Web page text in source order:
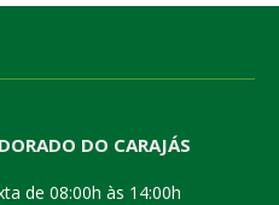
DO CARAJÁS
de 08:00h às 14:00h